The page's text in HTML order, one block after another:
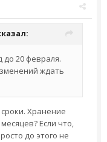
до 20 февраля.
ждать
Хранение
Если что,
до этого не